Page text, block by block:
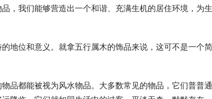
，我们能够营造出一个和谐、充满生机的居住环境，为
地位和意义。就拿五行属木的饰品来说，这可不是一个
品都能被视为风水物品。大多数常见的物品，它们普普通